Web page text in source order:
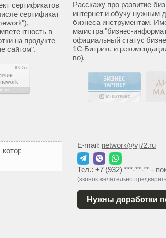
сертификатов
сертификат
в
на продукте
сайтом".
Расскажу про развитие
интернет и обучу нужным
бизнеса инструментам.
магистра "бизнес-
официальный статус
1С-Битрикс и
во).
котор
E-mail: network@vj72.ru
Тел.: +7 (932) ***-**-** -
(звонок желательно
Нужны доработки